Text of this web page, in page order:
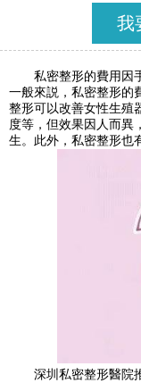
我
私密整形的費用因手
一般來説，私密整形的
整形可以改善女性生殖
度等，但效果因人而異
生。此外，私密整形也
深圳私密整形醫院